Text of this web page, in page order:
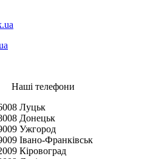
Наші телефони
Луцьк
Донецьк
Ужгород
Івано-Франківськ
Кіровоград